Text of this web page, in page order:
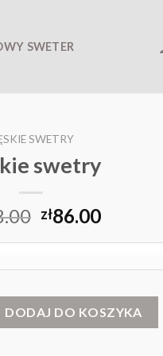
SWETER
SWETRY
swetry
zł86.00
DODAJ DO KOSZYKA